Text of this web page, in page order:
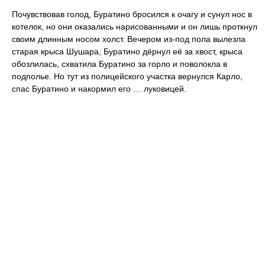
Почувствовав голод, Буратино бросился к очагу и сунул нос в
котелок, но они оказались нарисованными и он лишь проткнул
своим длинным носом холст. Вечером из-под пола вылезла
старая крыса Шушара, Буратино дёрнул её за хвост, крыса
обозлилась, схватила Буратино за горло и поволокла в
подполье. Но тут из полицейского участка вернулся Карло,
спас Буратино и накормил его … луковицей.